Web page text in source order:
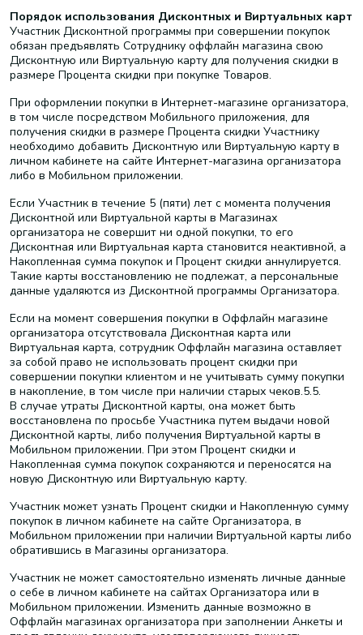
Порядок использования Дисконтных и Виртуальных карт
Участник Дисконтной программы при совершении покупок
обязан предъявлять Сотруднику оффлайн магазина свою
Дисконтную или Виртуальную карту для получения скидки в
размере Процента скидки при покупке Товаров.
При оформлении покупки в Интернет-магазине организатора,
в том числе посредством Мобильного приложения, для
получения скидки в размере Процента скидки Участнику
необходимо добавить Дисконтную или Виртуальную карту в
личном кабинете на сайте Интернет-магазина организатора
либо в Мобильном приложении.
Если Участник в течение 5 (пяти) лет с момента получения
Дисконтной или Виртуальной карты в Магазинах
организатора не совершит ни одной покупки, то его
Дисконтная или Виртуальная карта становится неактивной, а
Накопленная сумма покупок и Процент скидки аннулируется.
Такие карты восстановлению не подлежат, а персональные
данные удаляются из Дисконтной программы Организатора.
Если на момент совершения покупки в Оффлайн магазине
организатора отсутствовала Дисконтная карта или
Виртуальная карта, сотрудник Оффлайн магазина оставляет
за собой право не использовать процент скидки при
совершении покупки клиентом и не учитывать сумму покупки
в накопление, в том числе при наличии старых чеков.5.5.
В случае утраты Дисконтной карты, она может быть
восстановлена по просьбе Участника путем выдачи новой
Дисконтной карты, либо получения Виртуальной карты в
Мобильном приложении. При этом Процент скидки и
Накопленная сумма покупок сохраняются и переносятся на
новую Дисконтную или Виртуальную карту.
Участник может узнать Процент скидки и Накопленную сумму
покупок в личном кабинете на сайте Организатора, в
Мобильном приложении при наличии Виртуальной карты либо
обратившись в Магазины организатора.
Участник не может самостоятельно изменять личные данные
о себе в личном кабинете на сайтах Организатора или в
Мобильном приложении. Изменить данные возможно в
Оффлайн магазинах организатора при заполнении Анкеты и